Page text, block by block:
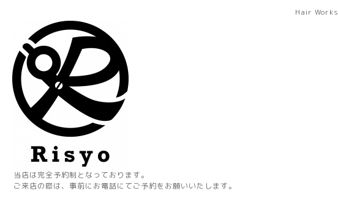
Hair
当店は完全予約制となっております。
ご来店の際は、事前にお電話にてご予約をお願いいたします。